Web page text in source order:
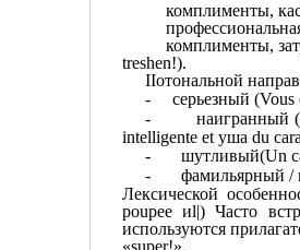
комплименты,
комплименты,
treshen!).
IIoтональной
-
серьезный (Vous
-
наигранный
intelligente et ушa du
-
шутливый(Un
-
фамильярный /
Лексической
poupee иl|) Часто
используются
«super!».